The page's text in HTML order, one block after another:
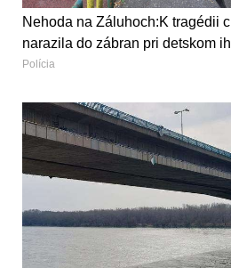
Nehoda na Záluhoch:K tragédii
narazila do zábran pri detskom
Polícia